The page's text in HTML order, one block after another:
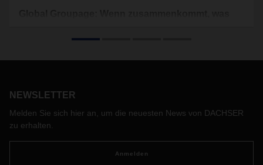
dem Eindruck geopolitischer Macht- und
bedeutet das die bestmögliche Verzahnung globaler End-to-
NEWSLETTER
Melden Sie sich hier an, um die neuesten News von DACHSER
zu erhalten.
Anmelden